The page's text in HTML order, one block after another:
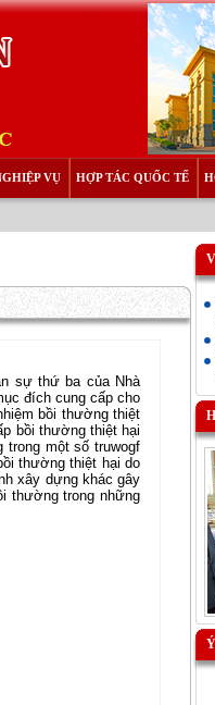
VỤ HỢP TÁC QUỐC TẾ
sự thứ ba của Nhà
đích cung cấp cho
bồi thường thiệt
bồi thường thiệt hại
một số truwogf
thường thiệt hại do
xây dựng khác gây
thường trong những